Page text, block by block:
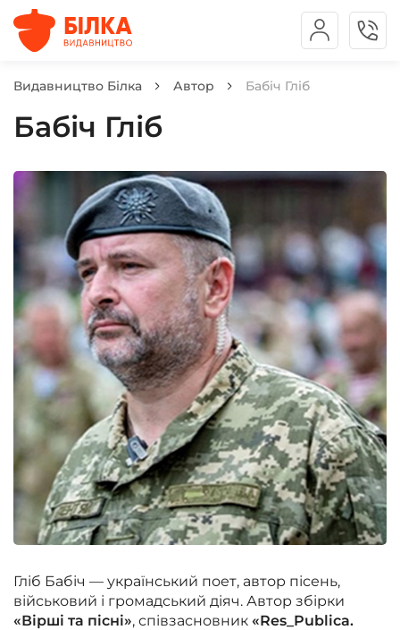
Видавництво Білка Автор Бабіч Гліб
Бабіч Гліб
Гліб Бабіч — український поет, автор пісень,
військовий і громадський діяч. Автор збірки
«Вірші та пісні», співзасновник «Res_Publica.